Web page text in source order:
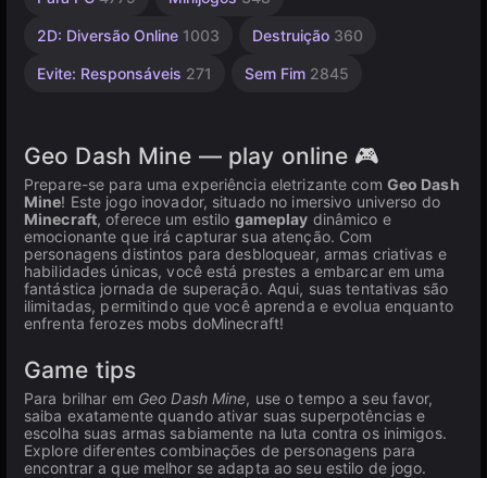
2D: Diversão Online 1003 Destruição 360
Evite: Responsáveis 271 Sem Fim 2845
5168
Up
382
3172
Geo Dash Mine — play online 🎮
Prepare-se para uma experiência eletrizante com Geo Dash
Mine! Este jogo inovador, situado no imersivo universo do
Minecraft, oferece um estilo gameplay dinâmico e
emocionante que irá capturar sua atenção. Com
personagens distintos para desbloquear, armas criativas e
habilidades únicas, você está prestes a embarcar em uma
fantástica jornada de superação. Aqui, suas tentativas são
ilimitadas, permitindo que você aprenda e evolua enquanto
enfrenta ferozes mobs doMinecraft!
Game tips
Para brilhar em Geo Dash Mine, use o tempo a seu favor,
saiba exatamente quando ativar suas superpotências e
escolha suas armas sabiamente na luta contra os inimigos.
Explore diferentes combinações de personagens para
encontrar a que melhor se adapta ao seu estilo de jogo.